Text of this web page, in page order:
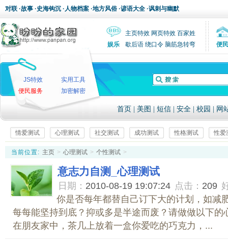
对联 ·故事 ·史海钩沉 ·人物档案 ·地方风俗 ·谚语大全 ·讽刺与幽默
主页特效 网页特效 百家姓
娱乐
歇后语 绕口令 脑筋急转弯 便民
JS特效
实用工具
便民服务
加密解密
首页 美图 短信 安全 校园 网
情爱测试 心理测试 社交测试 成功测试 性格测试 性爱
当前位置: 主页 > 心理测试 > 个性测试 >
意志力自测_心理测试
日期： 2010-08-19 19:07:24 点击： 209
你是否每年都替自己订下大的计划，如减
每每能坚持到底？抑或多是半途而废？请做做以下的
在朋友家中，茶几上放着一盒你爱吃的巧克力，...